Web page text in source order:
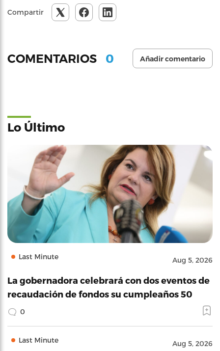
Compartir
COMENTARIOS 0 Añadir comentario
Lo Último
Last Minute Aug 5, 2026
La gobernadora celebrará con dos eventos de
recaudación de fondos su cumpleaños 50
0
Last Minute Aug 5, 2026